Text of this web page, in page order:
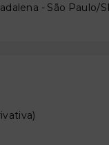
- São Paulo/
)